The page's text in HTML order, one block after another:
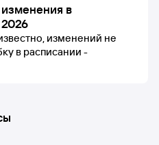
в
изменений не
в расписании -